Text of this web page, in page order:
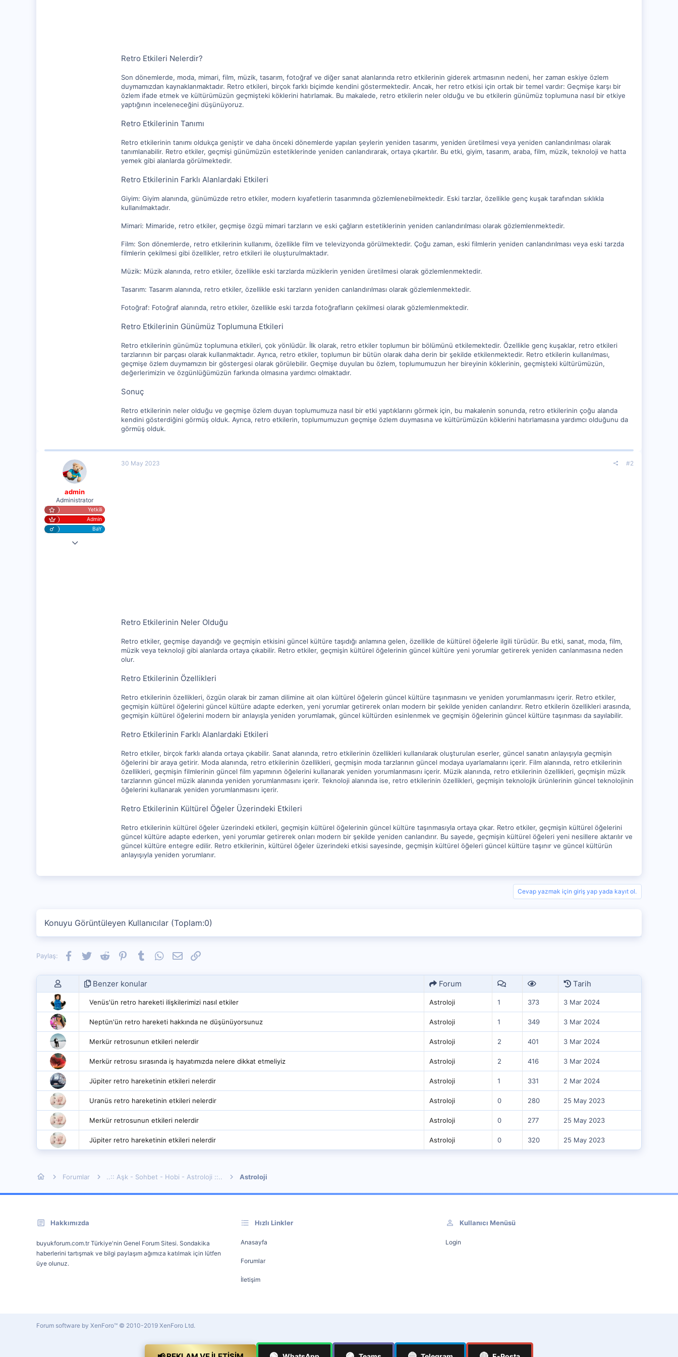
Retro Etkileri Nelerdir?
Son dönemlerde, moda, mimari, film, müzik, tasarım, fotoğraf ve diğer sanat alanlarında retro etkilerinin giderek artmasının nedeni, her zaman eskiye özlem
duymamızdan kaynaklanmaktadır. Retro etkileri, birçok farklı biçimde kendini göstermektedir. Ancak, her retro etkisi için ortak bir temel vardır: Geçmişe karşı bir
özlem ifade etmek ve kültürümüzün geçmişteki köklerini hatırlamak. Bu makalede, retro etkilerin neler olduğu ve bu etkilerin günümüz toplumuna nasıl bir etkiye
yaptığının inceleneceğini düşünüyoruz.
Retro Etkilerinin Tanımı
Retro etkilerinin tanımı oldukça geniştir ve daha önceki dönemlerde yapılan şeylerin yeniden tasarımı, yeniden üretilmesi veya yeniden canlandırılması olarak
tanımlanabilir. Retro etkiler, geçmişi günümüzün estetiklerinde yeniden canlandırarak, ortaya çıkartılır. Bu etki, giyim, tasarım, araba, film, müzik, teknoloji ve hatta
yemek gibi alanlarda görülmektedir.
Retro Etkilerinin Farklı Alanlardaki Etkileri
Giyim: Giyim alanında, günümüzde retro etkiler, modern kıyafetlerin tasarımında gözlemlenebilmektedir. Eski tarzlar, özellikle genç kuşak tarafından sıklıkla
kullanılmaktadır.
Mimari: Mimaride, retro etkiler, geçmişe özgü mimari tarzların ve eski çağların estetiklerinin yeniden canlandırılması olarak gözlemlenmektedir.
Film: Son dönemlerde, retro etkilerinin kullanımı, özellikle film ve televizyonda görülmektedir. Çoğu zaman, eski filmlerin yeniden canlandırılması veya eski tarzda
filmlerin çekilmesi gibi özellikler, retro etkileri ile oluşturulmaktadır.
Müzik: Müzik alanında, retro etkiler, özellikle eski tarzlarda müziklerin yeniden üretilmesi olarak gözlemlenmektedir.
Tasarım: Tasarım alanında, retro etkiler, özellikle eski tarzların yeniden canlandırılması olarak gözlemlenmektedir.
Fotoğraf: Fotoğraf alanında, retro etkiler, özellikle eski tarzda fotoğrafların çekilmesi olarak gözlemlenmektedir.
Retro Etkilerinin Günümüz Toplumuna Etkileri
Retro etkilerinin günümüz toplumuna etkileri, çok yönlüdür. İlk olarak, retro etkiler toplumun bir bölümünü etkilemektedir. Özellikle genç kuşaklar, retro etkileri
tarzlarının bir parçası olarak kullanmaktadır. Ayrıca, retro etkiler, toplumun bir bütün olarak daha derin bir şekilde etkilenmektedir. Retro etkilerin kullanılması,
geçmişe özlem duymamızın bir göstergesi olarak görülebilir. Geçmişe duyulan bu özlem, toplumumuzun her bireyinin köklerinin, geçmişteki kültürümüzün,
değerlerimizin ve özgünlüğümüzün farkında olmasına yardımcı olmaktadır.
Sonuç
Retro etkilerinin neler olduğu ve geçmişe özlem duyan toplumumuza nasıl bir etki yaptıklarını görmek için, bu makalenin sonunda, retro etkilerinin çoğu alanda
kendini gösterdiğini görmüş olduk. Ayrıca, retro etkilerin, toplumumuzun geçmişe özlem duymasına ve kültürümüzün köklerini hatırlamasına yardımcı olduğunu da
görmüş olduk.
admin
Administrator
Yetkili
Admin
BaY
25 Eyl 2020
30 May 2023 #2
Retro Etkilerinin Neler Olduğu
Retro etkiler, geçmişe dayandığı ve geçmişin etkisini güncel kültüre taşıdığı anlamına gelen, özellikle de kültürel öğelerle ilgili türüdür. Bu etki, sanat, moda, film,
müzik veya teknoloji gibi alanlarda ortaya çıkabilir. Retro etkiler, geçmişin kültürel öğelerinin güncel kültüre yeni yorumlar getirerek yeniden canlanmasına neden
olur.
Retro Etkilerinin Özellikleri
Retro etkilerinin özellikleri, özgün olarak bir zaman dilimine ait olan kültürel öğelerin güncel kültüre taşınmasını ve yeniden yorumlanmasını içerir. Retro etkiler,
geçmişin kültürel öğelerini güncel kültüre adapte ederken, yeni yorumlar getirerek onları modern bir şekilde yeniden canlandırır. Retro etkilerin özellikleri arasında,
geçmişin kültürel öğelerini modern bir anlayışla yeniden yorumlamak, güncel kültürden esinlenmek ve geçmişin öğelerinin güncel kültüre taşınması da sayılabilir.
Retro Etkilerinin Farklı Alanlardaki Etkileri
Retro etkiler, birçok farklı alanda ortaya çıkabilir. Sanat alanında, retro etkilerinin özellikleri kullanılarak oluşturulan eserler, güncel sanatın anlayışıyla geçmişin
öğelerini bir araya getirir. Moda alanında, retro etkilerinin özellikleri, geçmişin moda tarzlarının güncel modaya uyarlamalarını içerir. Film alanında, retro etkilerinin
özellikleri, geçmişin filmlerinin güncel film yapımının öğelerini kullanarak yeniden yorumlanmasını içerir. Müzik alanında, retro etkilerinin özellikleri, geçmişin müzik
tarzlarının güncel müzik alanında yeniden yorumlanmasını içerir. Teknoloji alanında ise, retro etkilerinin özellikleri, geçmişin teknolojik ürünlerinin güncel teknolojinin
öğelerini kullanarak yeniden yorumlanmasını içerir.
Retro Etkilerinin Kültürel Öğeler Üzerindeki Etkileri
Retro etkilerinin kültürel öğeler üzerindeki etkileri, geçmişin kültürel öğelerinin güncel kültüre taşınmasıyla ortaya çıkar. Retro etkiler, geçmişin kültürel öğelerini
güncel kültüre adapte ederken, yeni yorumlar getirerek onları modern bir şekilde yeniden canlandırır. Bu sayede, geçmişin kültürel öğeleri yeni nesillere aktarılır ve
güncel kültüre entegre edilir. Retro etkilerinin, kültürel öğeler üzerindeki etkisi sayesinde, geçmişin kültürel öğeleri güncel kültüre taşınır ve güncel kültürün
anlayışıyla yeniden yorumlanır.
Cevap yazmak için giriş yap yada kayıt ol.
Konuyu Görüntüleyen Kullanıcılar (Toplam:0)
Paylaş: Facebook
TwitterReddit PinterestTumblrWhatsApp
E-postaLink
Benzer konular Forum Tarih
Venüs'ün retro hareketi ilişkilerimizi nasıl etkiler Astroloji 1 373 3 Mar 2024
Neptün'ün retro hareketi hakkında ne düşünüyorsunuz Astroloji 1 349 3 Mar 2024
Merkür retrosunun etkileri nelerdir Astroloji 2 401 3 Mar 2024
Merkür retrosu sırasında iş hayatımızda nelere dikkat etmeliyiz Astroloji 2 416 3 Mar 2024
Jüpiter retro hareketinin etkileri nelerdir Astroloji 1 331 2 Mar 2024
Uranüs retro hareketinin etkileri nelerdir Astroloji 0 280 25 May 2023
Merkür retrosunun etkileri nelerdir Astroloji 0 277 25 May 2023
Jüpiter retro hareketinin etkileri nelerdir Astroloji 0 320 25 May 2023
Forumlar ..:: Aşk - Sohbet - Hobi - Astroloji ::.. Astroloji
Hakkımızda
buyukforum.com.tr Türkiye'nin Genel Forum Sitesi. Sondakika
haberlerini tartışmak ve bilgi paylaşım ağımıza katılmak için lütfen
üye olunuz.
Hızlı Linkler
Anasayfa
Forumlar
İletişim
Kullanıcı Menüsü
Login
Forum software by XenForo™ © 2010-2019 XenForo Ltd.